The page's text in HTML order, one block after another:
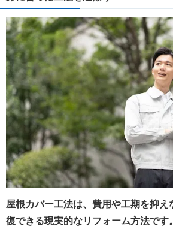
屋根カバー工法は、費用や工期を抑え
復できる現実的なリフォーム方法です。